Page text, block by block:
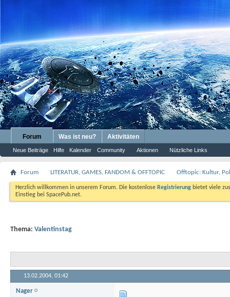
Forum
Neue Beiträge Hilfe Kalender Community Aktionen Nützliche Links
Was ist neu? Aktivitäten
Forum LITERATUR, GAMES, FANDOM & OFFTOPIC Offtopic: Kultur,
Herzlich willkommen in unserem Forum. Die kostenlose Registrierung bietet viele
Einstieg bei SpacePub.net.
Thema: Valentinstag
13.02.2004, 01:42
Nager